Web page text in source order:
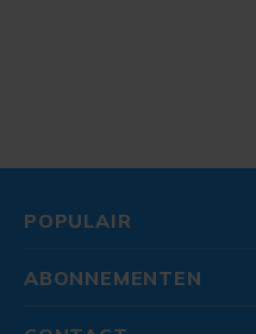
POPULAIR
ABONNEMENTEN